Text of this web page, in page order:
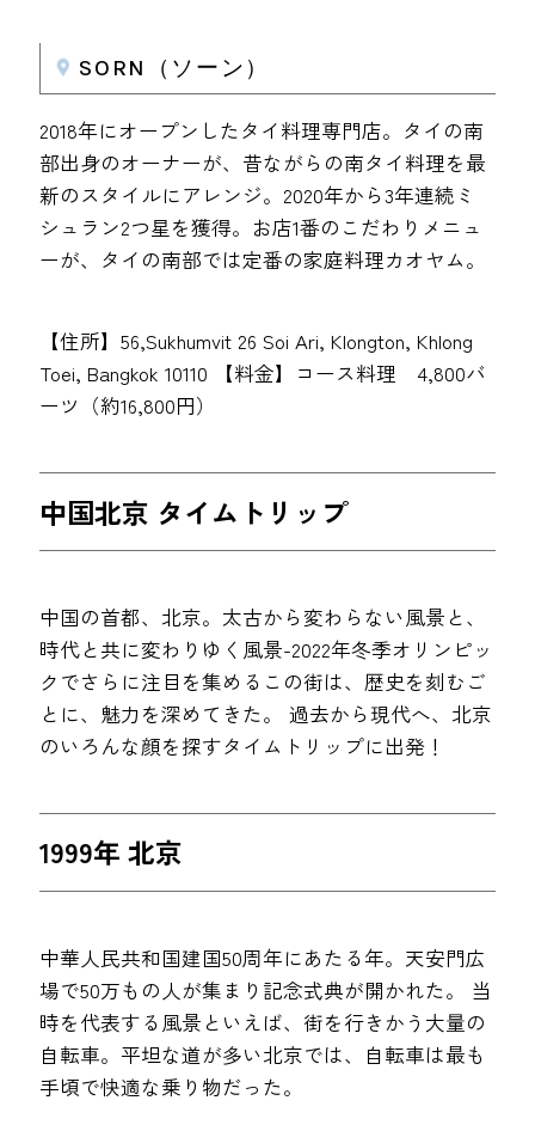
SORN（ソーン）
2018年にオープンしたタイ料理専門店。タイの南
部出身のオーナーが、昔ながらの南タイ料理を最
新のスタイルにアレンジ。2020年から3年連続ミ
シュラン2つ星を獲得。お店1番のこだわりメニュ
ーが、タイの南部では定番の家庭料理カオヤム。
【住所】56,Sukhumvit 26 Soi Ari, Klongton, Khlong
Toei, Bangkok 10110 【料金】コース料理 4,800バ
ーツ（約16,800円）
中国北京 タイムトリップ
中国の首都、北京。太古から変わらない風景と、
時代と共に変わりゆく風景-2022年冬季オリンピッ
クでさらに注目を集めるこの街は、歴史を刻むご
とに、魅力を深めてきた。 過去から現代へ、北京
のいろんな顔を探すタイムトリップに出発！
1999年 北京
中華人民共和国建国50周年にあたる年。天安門広
場で50万もの人が集まり記念式典が開かれた。 当
時を代表する風景といえば、街を行きかう大量の
自転車。平坦な道が多い北京では、自転車は最も
手頃で快適な乗り物だった。